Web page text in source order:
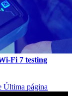
Fi 7 testing
Última página